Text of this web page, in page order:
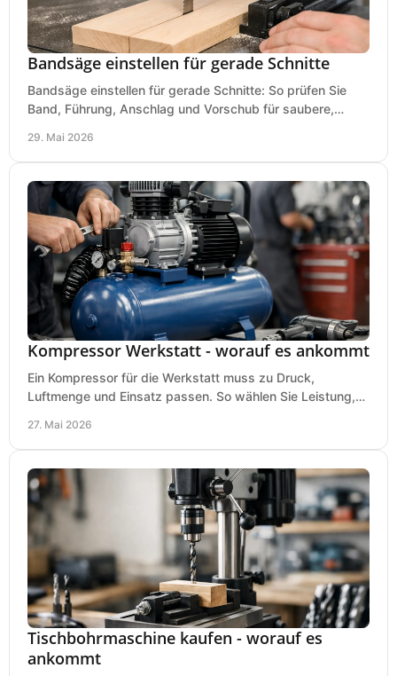
Bandsäge einstellen für gerade Schnitte
Bandsäge einstellen für gerade Schnitte: So prüfen Sie
Band, Führung, Anschlag und Vorschub für saubere,
29. Mai 2026
Kompressor Werkstatt - worauf es ankommt
Ein Kompressor für die Werkstatt muss zu Druck,
Luftmenge und Einsatz passen. So wählen Sie Leistung,
27. Mai 2026
Tischbohrmaschine kaufen - worauf es
ankommt